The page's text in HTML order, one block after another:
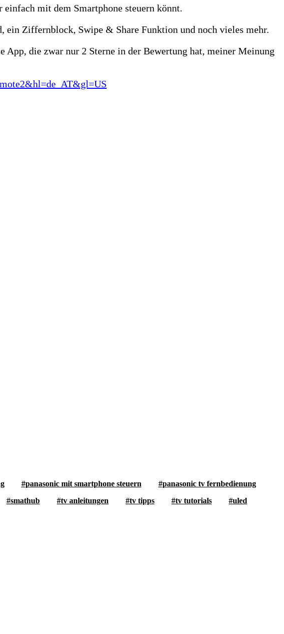
mit dem Smartphone steuern könnt.
Ziffernblock, Swipe & Share Funktion und noch vieles mehr.
die zwar nur 2 Sterne in der Bewertung hat, meiner Meinung
panasonic mit smartphone steuern
panasonic tv fernbedienung
smathub tv anleitungen tv tipps tv tutorials
uled